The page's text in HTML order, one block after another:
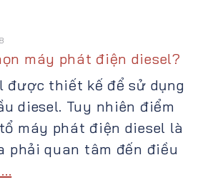
máy phát điện diesel?
được thiết kế để sử dụng
diesel. Tuy nhiên điểm
máy phát điện diesel là
phải quan tâm đến điều